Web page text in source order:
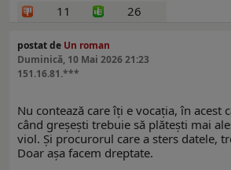
11
26
postat de Un roman
Duminică, 10 Mai 2026 21:23
151.16.81.***
Nu contează care îți e vocația, în acest
când greșești trebuie să plătești mai
viol. Și procurorul care a sters datele,
Doar așa facem dreptate.